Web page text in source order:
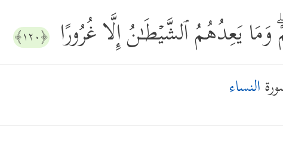
یَعِدُهُمُ ٱلشَّیۡطَـٰنُ إِلَّا غُرُورًا ﴿١٢٠﴾
النساء